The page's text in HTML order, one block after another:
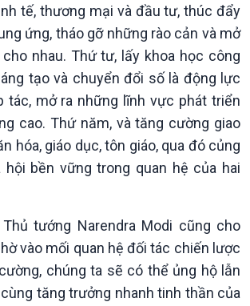
Góc nhìn VOV1
Bình luận
10 phút Sự kiện - Luận bàn
Câu chuyện thời sự
Dòng chảy sự kiện
Đối thoại
tế, thương mại và đầu tư, thúc đẩy
ứng, tháo gỡ những rào cản và mở
nhau. Thứ tư, lấy khoa học công
tạo và chuyển đổi số là động lực
tác, mở ra những lĩnh vực phát triển
cao. Thứ năm, và tăng cường giao
hóa, giáo dục, tôn giáo, qua đó củng
bền vững trong quan hệ của hai
tướng Narendra Modi cũng cho
vào mối quan hệ đối tác chiến lược
chúng ta sẽ có thể ủng hộ lẫn
tăng trưởng nhanh tinh thần của